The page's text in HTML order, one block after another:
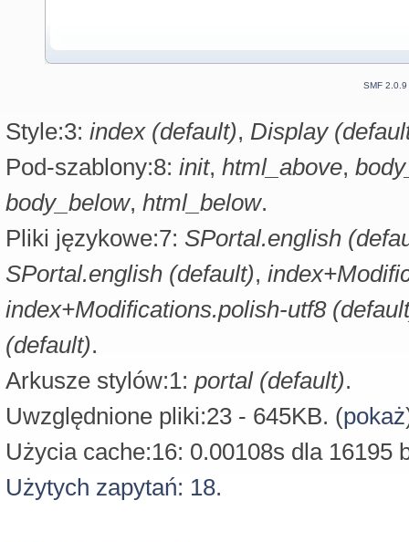
SMF 2.0.9
Style:3: index (default), Display
Pod-szablony:8: init, html_above,
body_below, html_below.
Pliki językowe:7: SPortal.english
SPortal.english (default),
index+Modifications.polish-utf8
(default).
Arkusze stylów:1: portal (default).
Uwzględnione pliki:23 - 645KB. (pokaż
Użycia cache:16: 0.00108s dla 16195
Użytych zapytań: 18.